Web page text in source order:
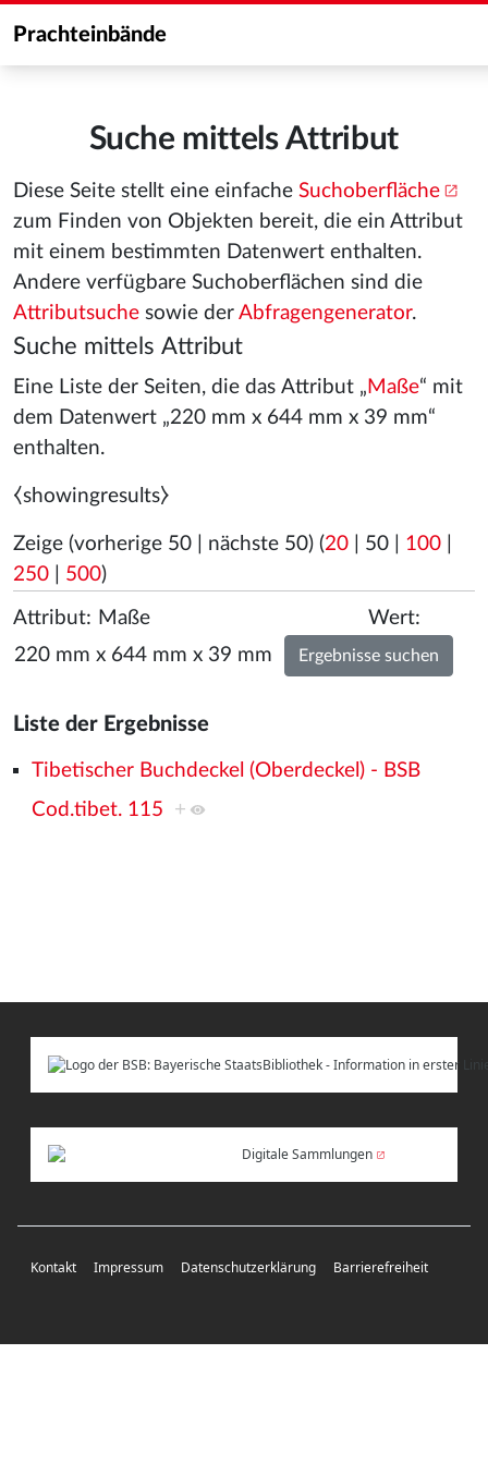
Prachteinbände
Suche mittels Attribut
Diese Seite stellt eine einfache Suchoberfläche
zum Finden von Objekten bereit, die ein Attribut
mit einem bestimmten Datenwert enthalten.
Andere verfügbare Suchoberflächen sind die
Attributsuche sowie der Abfragengenerator.
Suche mittels Attribut
Eine Liste der Seiten, die das Attribut „ Maße“ mit
dem Datenwert „220 mm x 644 mm x 39 mm“
enthalten.
⧼showingresults⧽
Zeige (vorherige 50 nächste 50) (20 50 100
250
500)
Attribut: Wert:
Liste der Ergebnisse
Tibetischer Buchdeckel (Oberdeckel) - BSB
Cod.tibet. 115
+
Digitale Sammlungen
Kontakt Impressum Datenschutzerklärung Barrierefreiheit